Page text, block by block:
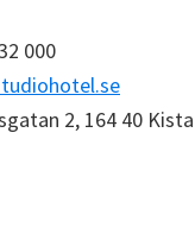
000
2, 164 40 Kista